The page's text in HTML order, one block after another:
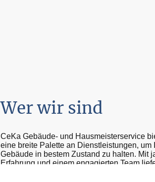
Wer wir sind
CeKa Gebäude- und Hausmeisterservice
eine breite Palette an Dienstleistungen, um
Gebäude in bestem Zustand zu halten. Mit
Erfahrung und einem engagierten Team